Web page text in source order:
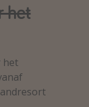
het
het